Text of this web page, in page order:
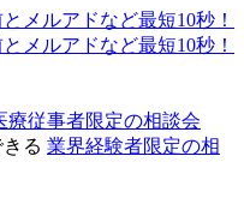
メルアドなど最短10秒！
メルアドなど最短10秒！
療従事者限定の相談会
る 業界経験者限定の相